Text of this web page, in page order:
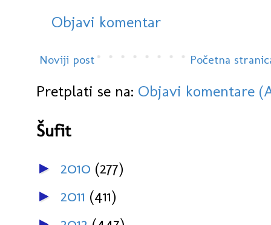
Objavi komentar
Noviji post Početna
Pretplati se na: Objavi komentare
Šufit
► 2010 (277)
► 2011 (411)